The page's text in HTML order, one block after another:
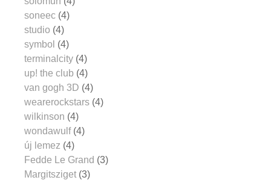
soneec (4)
studio (4)
symbol (4)
terminalcity (4)
up! the club (4)
van gogh 3D (4)
wearerockstars (4)
wilkinson (4)
wondawulf (4)
új lemez (4)
Fedde Le Grand (3)
Margitsziget (3)